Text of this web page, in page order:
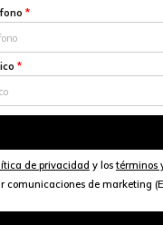
*
*
de privacidad y lostérminos
comunicaciones de marketing